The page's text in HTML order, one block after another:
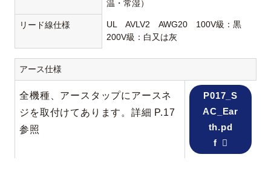
温・常湿）
リード線仕様
UL AVLV2 AWG20 100V級：黒
200V級：白又は灰
アース仕様
全機種、アースタップにアースネ
ジを取付けてあります。詳細 P.17
参照
P017_S
AC_Ear
th.pd
f